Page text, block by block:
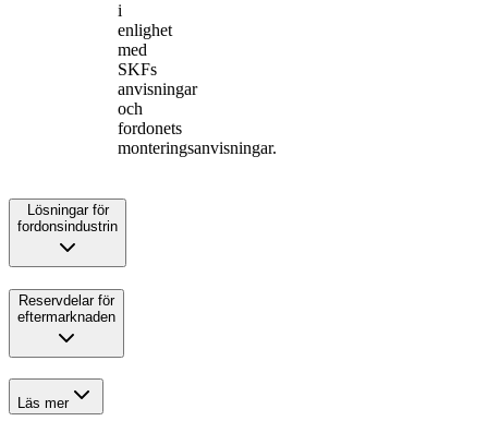
i
enlighet
med
SKFs
anvisningar
och
fordonets
monteringsanvisningar.
Lösningar för
fordonsindustrin
Reservdelar för
eftermarknaden
Läs mer